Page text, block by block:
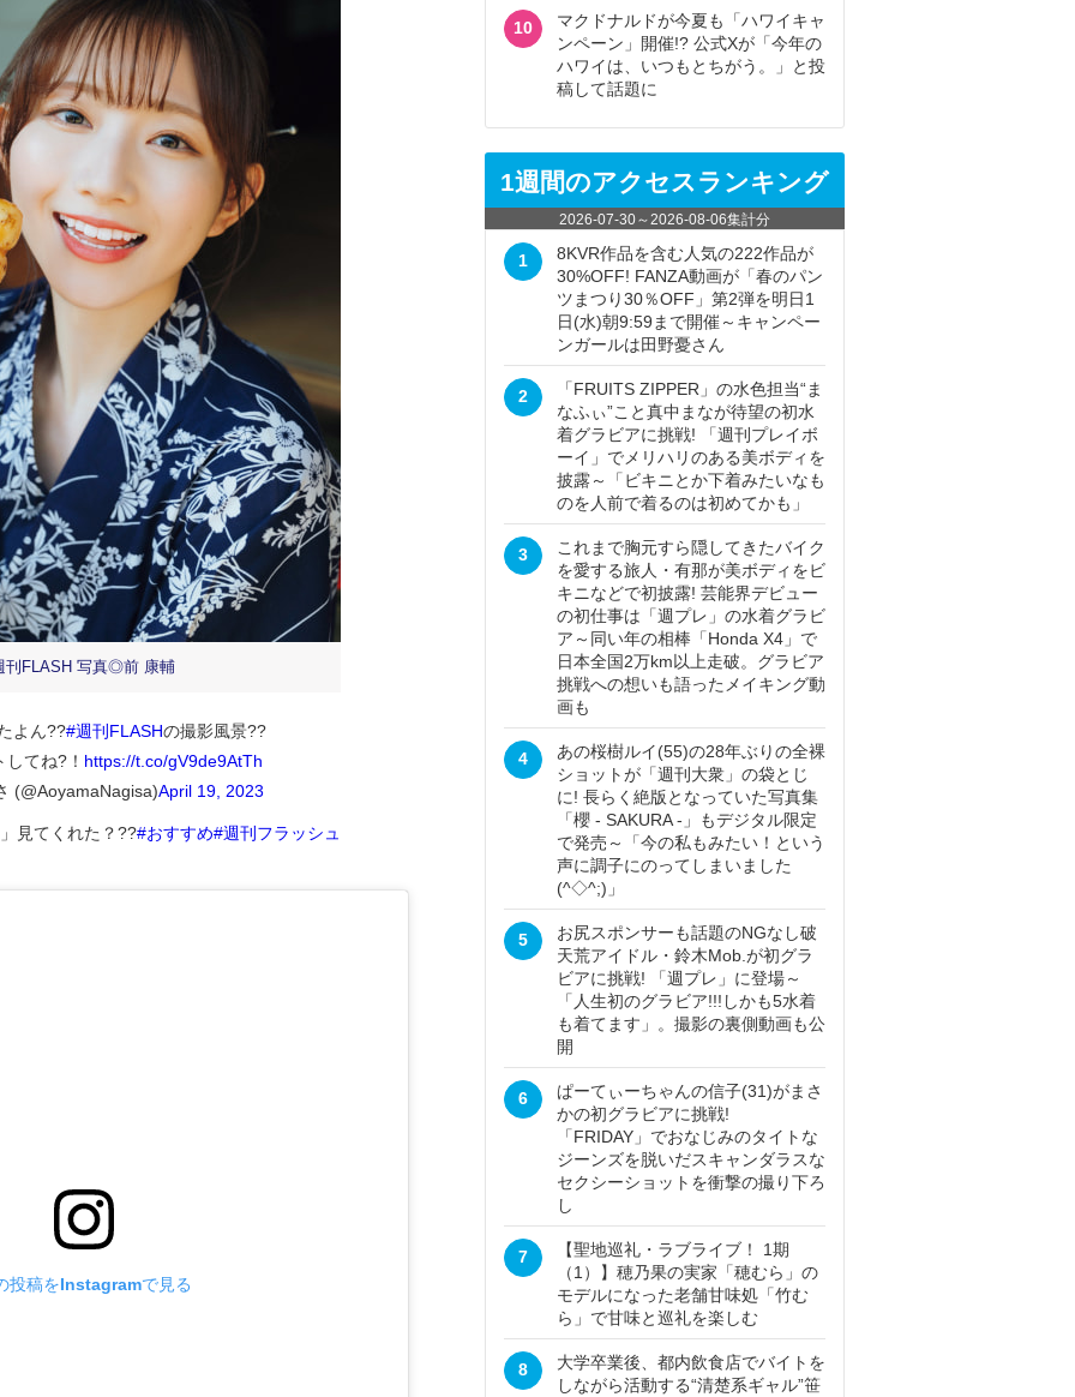
刊FLASH 写真◎前 康輔
よん??#週刊FLASHの撮影風景??
てね?！ https://t.co/gV9de9AtTh
(@AoyamaNagisa)April 19, 2023
見てくれた？??#おすすめ#週刊フラッシュ
投稿をInstagramで見る
10
マクドナルドが今夏も「ハワイキャ
ンペーン」開催!? 公式Xが「今年の
ハワイは、いつもとちがう。」と投
稿して話題に
1週間のアクセスランキング
2026-07-30～2026-08-06集計分
1
8KVR作品を含む人気の222作品が
30%OFF! FANZA動画が「春のパン
ツまつり30％OFF」第2弾を明日1
日(水)朝9:59まで開催～キャンペー
ンガールは田野憂さん
2
「FRUITS ZIPPER」の水色担当“ま
なふぃ”こと真中まなが待望の初水
着グラビアに挑戦! 「週刊プレイボ
ーイ」でメリハリのある美ボディを
披露～「ビキニとか下着みたいなも
のを人前で着るのは初めてかも」
3
これまで胸元すら隠してきたバイク
を愛する旅人・有那が美ボディをビ
キニなどで初披露! 芸能界デビュー
の初仕事は「週プレ」の水着グラビ
ア～同い年の相棒「Honda X4」で
日本全国2万km以上走破。グラビア
挑戦への想いも語ったメイキング動
画も
4
あの桜樹ルイ(55)の28年ぶりの全裸
ショットが「週刊大衆」の袋とじ
に! 長らく絶版となっていた写真集
「櫻 - SAKURA -」もデジタル限定
で発売～「今の私もみたい！という
声に調子にのってしまいました
(^◇^;)」
5
お尻スポンサーも話題のNGなし破
天荒アイドル・鈴木Mob.が初グラ
ビアに挑戦! 「週プレ」に登場～
「人生初のグラビア!!!しかも5水着
も着てます」。撮影の裏側動画も公
開
6
ぱーてぃーちゃんの信子(31)がまさ
かの初グラビアに挑戦!
「FRIDAY」でおなじみのタイトな
ジーンズを脱いだスキャンダラスな
セクシーショットを衝撃の撮り下ろ
し
7
【聖地巡礼・ラブライブ！ 1期
（1）】穂乃果の実家「穂むら」の
モデルになった老舗甘味処「竹む
ら」で甘味と巡礼を楽しむ
8
大学卒業後、都内飲食店でバイトを
しながら活動する“清楚系ギャル”笹